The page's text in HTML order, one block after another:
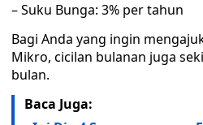
– Suku Bunga: 3% per tahun
Bagi Anda yang ingin
Mikro, cicilan bulanan juga
bulan.
Baca Juga: